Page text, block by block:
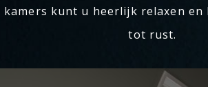
kamers kunt u heerlijk relaxen en
tot rust.